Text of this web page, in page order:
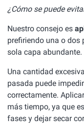
¿Cómo se puede
Nuestro consejo es
prefiriendo una o dos
sola capa abundante.
Una cantidad
pasada puede
correctamente.
más tiempo, ya que
fases y dejar secar